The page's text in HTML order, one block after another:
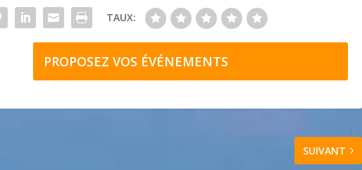
TAUX:
PROPOSEZ VOS ÉVÉNEMENTS
SUIVANT